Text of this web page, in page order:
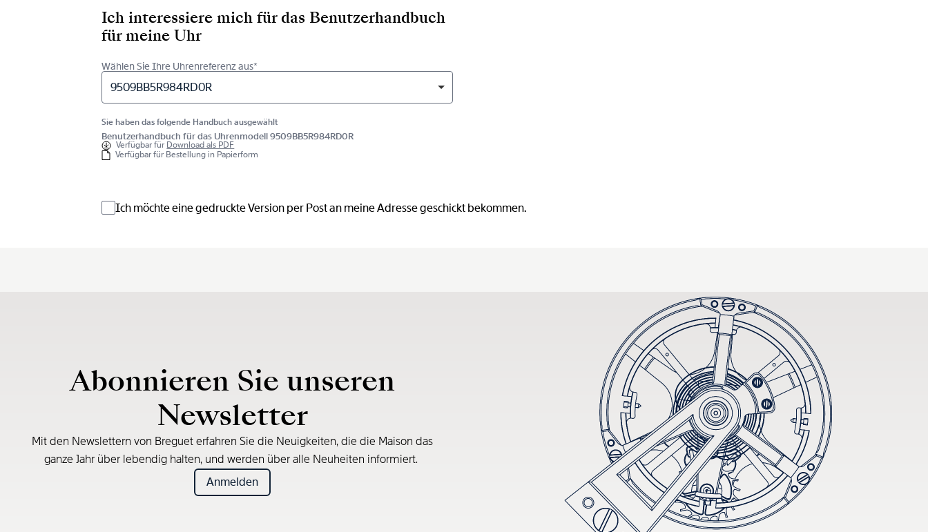
Ich interessiere mich für das Benutzerhandbuch
für meine Uhr
Wählen Sie Ihre Uhrenreferenz aus*
9509BB5R984RD0R
Sie haben das folgende Handbuch ausgewählt
Benutzerhandbuch für das Uhrenmodell 9509BB5R984RD0R
Verfügbar für Download als PDF
Verfügbar für Bestellung in Papierform
Ich möchte eine gedruckte Version per Post an meine Adresse geschickt bekommen.
Abonnieren Sie unseren
Newsletter
Mit den Newslettern von Breguet erfahren Sie die Neuigkeiten, die die Maison das
ganze Jahr über lebendig halten, und werden über alle Neuheiten informiert.
Anmelden